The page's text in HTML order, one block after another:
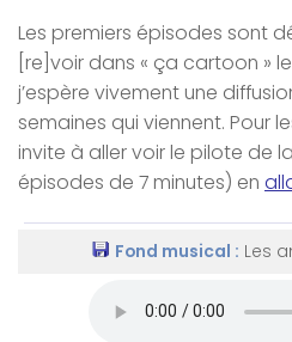
Les premiers épisodes sont
[re]voir dans « ça cartoon »
j’espère vivement une
semaines qui viennent. Pour
invite à aller voir le pilote de
épisodes de 7 minutes) en
Fond musical : Les